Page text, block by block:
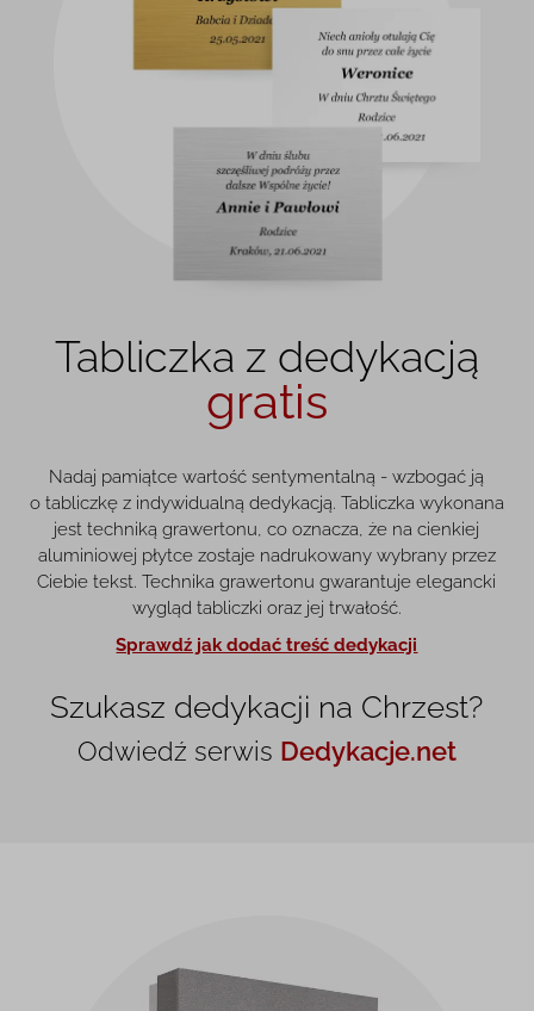
Tabliczka z dedykacją
gratis
Nadaj pamiątce wartość sentymentalną - wzbogać ją
o tabliczkę z indywidualną dedykacją. Tabliczka wykonana
jest techniką grawertonu, co oznacza, że na cienkiej
aluminiowej płytce zostaje nadrukowany wybrany przez
Ciebie tekst. Technika grawertonu gwarantuje elegancki
wygląd tabliczki oraz jej trwałość.
Sprawdź jak dodać treść dedykacji
Szukasz dedykacji na Chrzest?
Odwiedź serwis Dedykacje.net